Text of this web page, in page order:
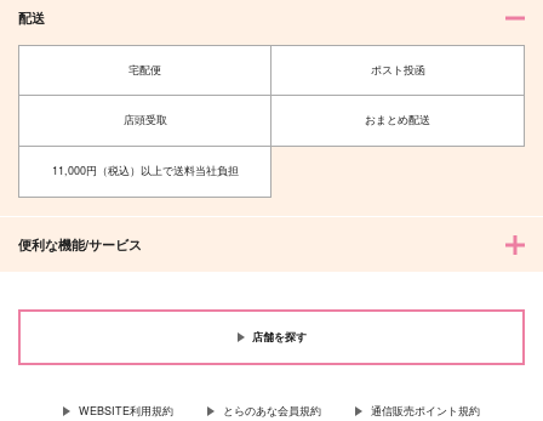
夫を味方にする方法 5 甘くて熱くて息もできない 4
北山くんと南谷くん －お付き合い1 ふたりよがりなメルティチャーム 1
配送
宅配便 ポスト投函
店頭受取 おまとめ配送
11,000円（税込）以上で送料当社負担
便利な機能/サービス
店舗を探す
WEBSITE利用規約 とらのあな会員規約 通信販売ポイント規約